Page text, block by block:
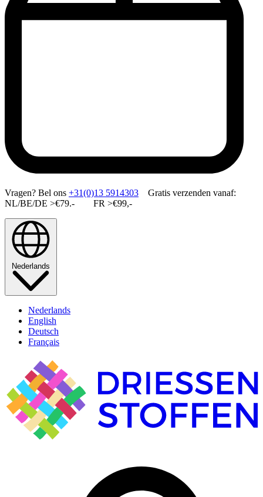
Vragen? Bel ons +31(0)13 5914303 Gratis verzenden vanaf:
NL/BE/DE >€79.- FR >€99,-
Nederlands
Nederlands
English
Deutsch
Français